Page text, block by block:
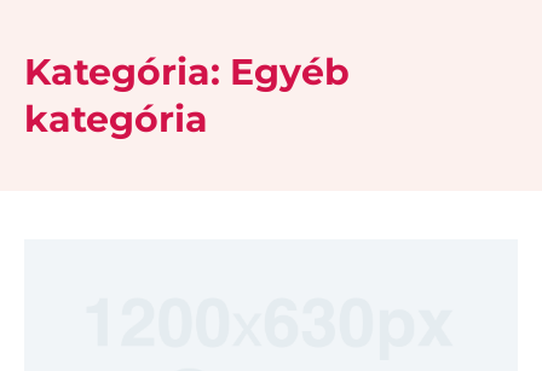
Kategória: Egyéb
kategória